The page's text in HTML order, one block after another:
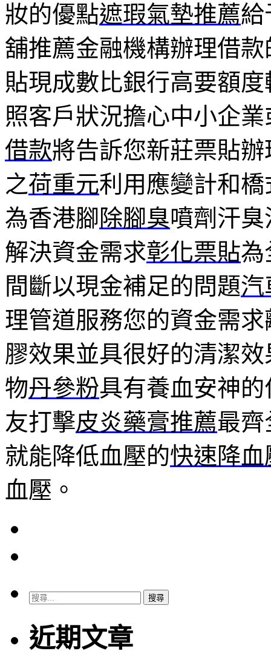
妝的優點遮瑕氣墊推薦給
舖推薦金融機構辦理借款
貼現成數比銀行高要額
照客戶狀況擔心中小企
借款將告訴您新莊票貼
之荷重元利用應變計和
為香港腳除腳臭噴劑汗
解決資金需求彰化票貼為
間斷以現金補足的問題汽
理管道服務您的資金需
膠效果並具很好的清潔
物丹參粉具有養血安神
友打擊皮炎藥膏推薦最
就能降低血壓的快速降
血壓。
搜
關
鍵
近期文章